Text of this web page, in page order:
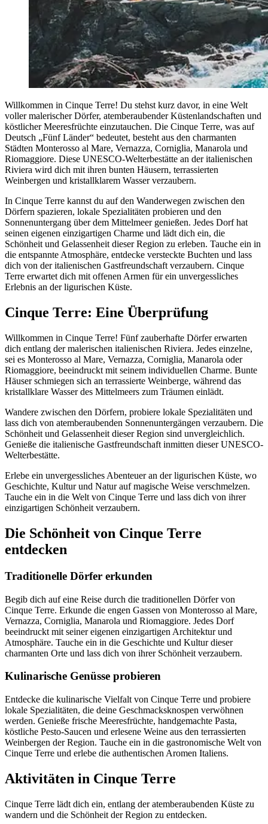
Willkommen in Cinque Terre! Du stehst kurz davor, in eine Welt
voller malerischer Dörfer, atemberaubender Küstenlandschaften und
köstlicher Meeresfrüchte einzutauchen. Die Cinque Terre, was auf
Deutsch „Fünf Länder“ bedeutet, besteht aus den charmanten
Städten Monterosso al Mare, Vernazza, Corniglia, Manarola und
Riomaggiore. Diese UNESCO-Welterbestätte an der italienischen
Riviera wird dich mit ihren bunten Häusern, terrassierten
Weinbergen und kristallklarem Wasser verzaubern.
In Cinque Terre kannst du auf den Wanderwegen zwischen den
Dörfern spazieren, lokale Spezialitäten probieren und den
Sonnenuntergang über dem Mittelmeer genießen. Jedes Dorf hat
seinen eigenen einzigartigen Charme und lädt dich ein, die
Schönheit und Gelassenheit dieser Region zu erleben. Tauche ein in
die entspannte Atmosphäre, entdecke versteckte Buchten und lass
dich von der italienischen Gastfreundschaft verzaubern. Cinque
Terre erwartet dich mit offenen Armen für ein unvergessliches
Erlebnis an der ligurischen Küste.
Cinque Terre: Eine Überprüfung
Willkommen in Cinque Terre! Fünf zauberhafte Dörfer erwarten
dich entlang der malerischen italienischen Riviera. Jedes einzelne,
sei es Monterosso al Mare, Vernazza, Corniglia, Manarola oder
Riomaggiore, beeindruckt mit seinem individuellen Charme. Bunte
Häuser schmiegen sich an terrassierte Weinberge, während das
kristallklare Wasser des Mittelmeers zum Träumen einlädt.
Wandere zwischen den Dörfern, probiere lokale Spezialitäten und
lass dich von atemberaubenden Sonnenuntergängen verzaubern. Die
Schönheit und Gelassenheit dieser Region sind unvergleichlich.
Genieße die italienische Gastfreundschaft inmitten dieser UNESCO-
Welterbestätte.
Erlebe ein unvergessliches Abenteuer an der ligurischen Küste, wo
Geschichte, Kultur und Natur auf magische Weise verschmelzen.
Tauche ein in die Welt von Cinque Terre und lass dich von ihrer
einzigartigen Schönheit verzaubern.
Die Schönheit von Cinque Terre
entdecken
Traditionelle Dörfer erkunden
Begib dich auf eine Reise durch die traditionellen Dörfer von
Cinque Terre. Erkunde die engen Gassen von Monterosso al Mare,
Vernazza, Corniglia, Manarola und Riomaggiore. Jedes Dorf
beeindruckt mit seiner eigenen einzigartigen Architektur und
Atmosphäre. Tauche ein in die Geschichte und Kultur dieser
charmanten Orte und lass dich von ihrer Schönheit verzaubern.
Kulinarische Genüsse probieren
Entdecke die kulinarische Vielfalt von Cinque Terre und probiere
lokale Spezialitäten, die deine Geschmacksknospen verwöhnen
werden. Genieße frische Meeresfrüchte, handgemachte Pasta,
köstliche Pesto-Saucen und erlesene Weine aus den terrassierten
Weinbergen der Region. Tauche ein in die gastronomische Welt von
Cinque Terre und erlebe die authentischen Aromen Italiens.
Aktivitäten in Cinque Terre
Cinque Terre lädt dich ein, entlang der atemberaubenden Küste zu
wandern und die Schönheit der Region zu entdecken.